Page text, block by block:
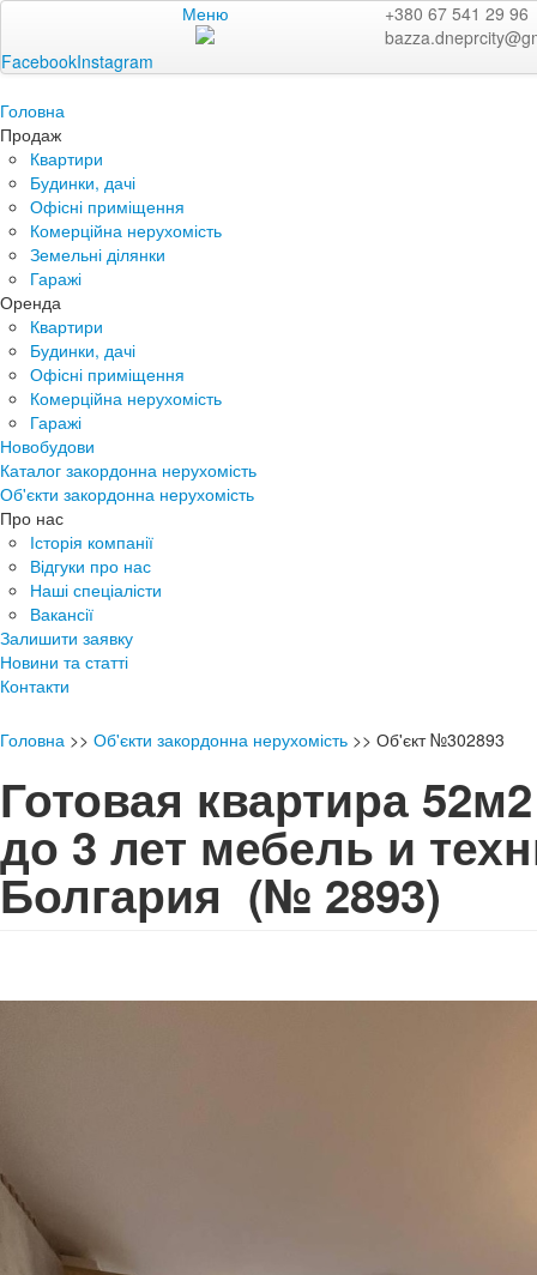
Меню
+380 67 541 29 96
FacebookInstagram
Головна
Продаж
Квартири
Будинки, дачі
Офісні приміщення
Комерційна нерухомість
Земельні ділянки
Гаражі
Оренда
Квартири
Будинки, дачі
Офісні приміщення
Комерційна нерухомість
Гаражі
Новобудови
Каталог закордонна нерухомість
Об'єкти закордонна нерухомість
Про нас
Історія компанії
Відгуки про нас
Наші спеціалісти
Вакансії
Залишити заявку
Новини та статті
Контакти
Головна >> Об'єкти закордонна нерухомість >> Об'єкт №302893
Готовая квартира
до 3 лет мебель и
Болгария (№ 2893)